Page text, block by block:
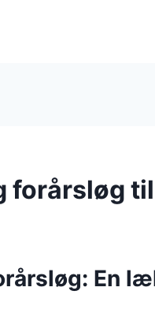
forårsløg
En